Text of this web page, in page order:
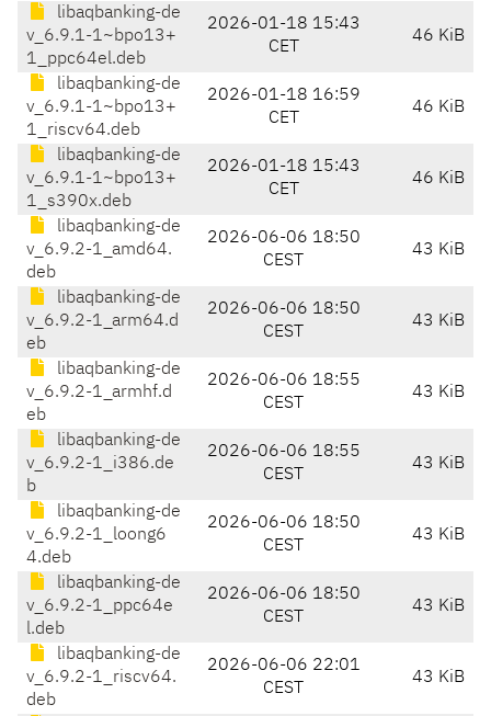
libaqbanking-de
v_6.9.1-1~bpo13+
1_ppc64el.deb
2026-01-18 15:43
CET
46 KiB
libaqbanking-de
v_6.9.1-1~bpo13+
1_riscv64.deb
2026-01-18 16:59
CET
46 KiB
libaqbanking-de
v_6.9.1-1~bpo13+
1_s390x.deb
2026-01-18 15:43
CET
46 KiB
libaqbanking-de
v_6.9.2-1_amd64.
deb
2026-06-06 18:50
CEST
43 KiB
libaqbanking-de
v_6.9.2-1_arm64.d
eb
2026-06-06 18:50
CEST
43 KiB
libaqbanking-de
v_6.9.2-1_armhf.d
eb
2026-06-06 18:55
CEST
43 KiB
libaqbanking-de
v_6.9.2-1_i386.de
b
2026-06-06 18:55
CEST
43 KiB
libaqbanking-de
v_6.9.2-1_loong6
4.deb
2026-06-06 18:50
CEST
43 KiB
libaqbanking-de
v_6.9.2-1_ppc64e
l.deb
2026-06-06 18:50
CEST
43 KiB
libaqbanking-de
v_6.9.2-1_riscv64.
deb
2026-06-06 22:01
CEST
43 KiB